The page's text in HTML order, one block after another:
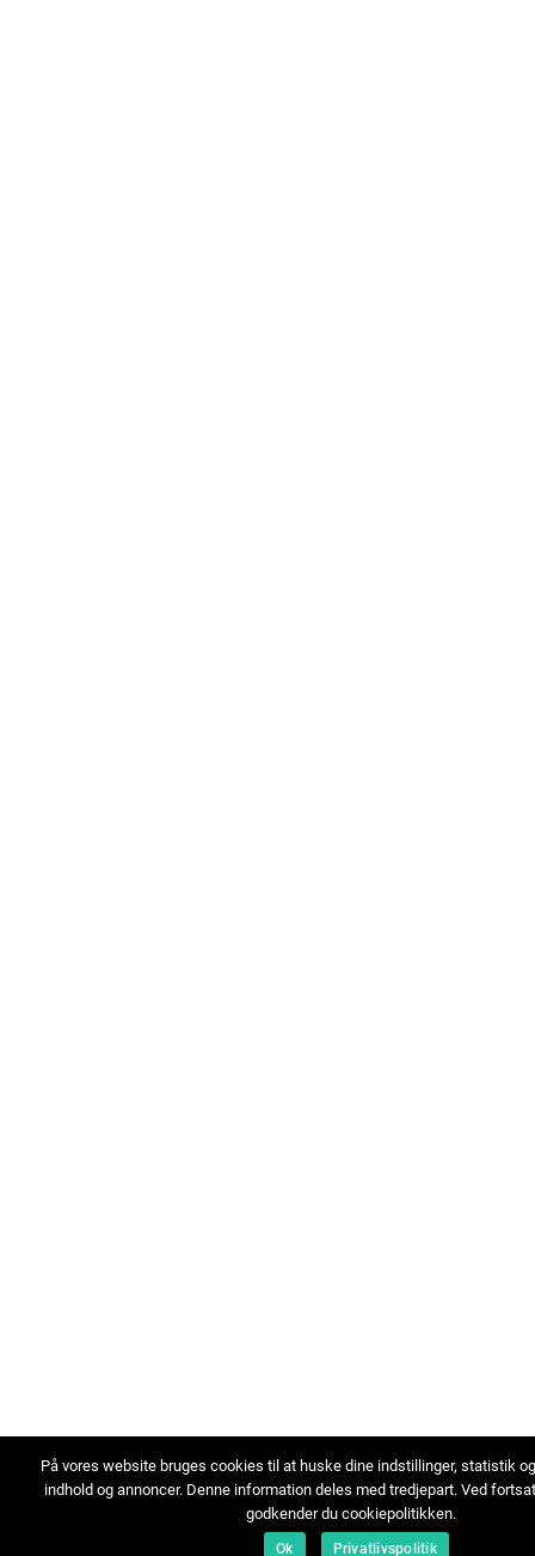
På vores website bruges cookies til at huske dine indstillinger, statistik
indhold og annoncer. Denne information deles med tredjepart. Ved
godkender du cookiepolitikken.
Ok Privatlivspolitik